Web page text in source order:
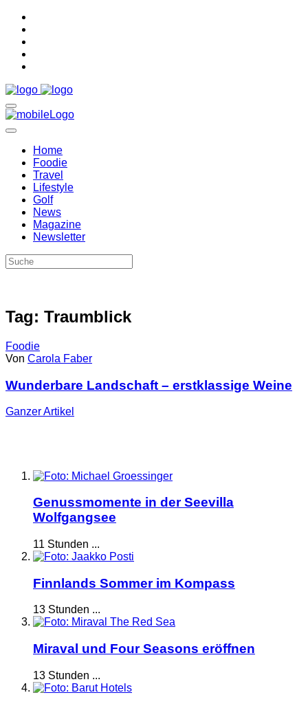
Home
Foodie
Travel
Lifestyle
Golf
News
Magazine
Newsletter
Tag: Traumblick
Foodie
Von Carola Faber
Wunderbare Landschaft – erstklassige Weine
GanzerArtikel
Genussmomente in der Seevilla
Wolfgangsee
11 Stunden ...
Finnlands Sommer im Kompass
13 Stunden ...
Miraval und Four Seasons eröffnen
13 Stunden ...